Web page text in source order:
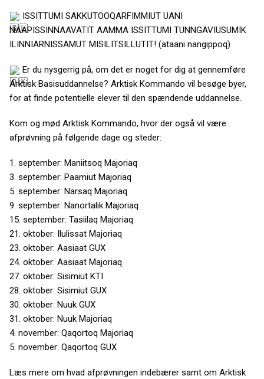
ISSITTUMI SAKKUTOOQARFIMMIUT UANI
NAAPISSINNAAVATIT AAMMA ISSITTUMI TUNNGAVIUSUMIK
ILINNIARNISSAMUT MISILITSILLUTIT! (ataani nangippoq)
Er du nysgerrig på, om det er noget for dig at gennemføre
Arktisk Basisuddannelse? Arktisk Kommando vil besøge byer,
for at finde potentielle elever til den spændende uddannelse.
Kom og mød Arktisk Kommando, hvor der også vil være
afprøvning på følgende dage og steder:
1. september: Maniitsoq Majoriaq
3. september: Paamiut Majoriaq
5. september: Narsaq Majoriaq
9. september: Nanortalik Majoriaq
15. september: Tasiilaq Majoriaq
21. oktober: Ilulissat Majoriaq
23. oktober: Aasiaat GUX
24. oktober: Aasiaat Majoriaq
27. oktober: Sisimiut KTI
28. oktober: Sisimiut GUX
30. oktober: Nuuk GUX
31. oktober: Nuuk Majoriaq
4. november: Qaqortoq Majoriaq
5. november: Qaqortoq GUX
Læs mere om hvad afprøvningen indebærer samt om Arktisk